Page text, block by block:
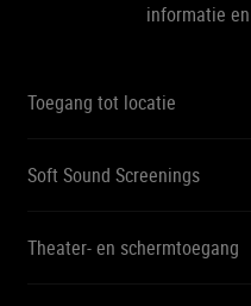
informatie
Toegang tot locatie
Soft Sound Screenings
Theater- en schermtoegang